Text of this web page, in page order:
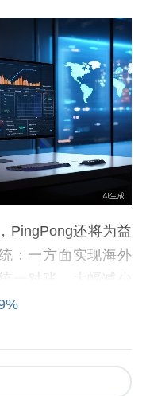
PingPong还将为益
：一方面实现海外
一对账，大幅减少
率；另一方面支持
流向进行实时可视
球运营管理效率，